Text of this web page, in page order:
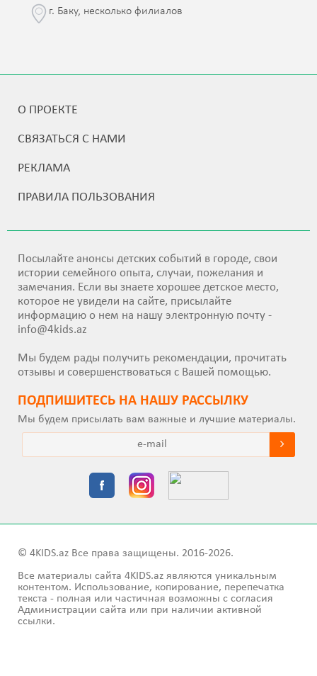
г. Баку, несколько филиалов
О ПРОЕКТЕ
СВЯЗАТЬСЯ С НАМИ
РЕКЛАМА
ПРАВИЛА ПОЛЬЗОВАНИЯ
Посылайте анонсы детских событий в городе, свои
истории семейного опыта, случаи, пожелания и
замечания. Если вы знаете хорошее детское место,
которое не увидели на сайте, присылайте
информацию о нем на нашу электронную почту -
info@4kids.az
Мы будем рады получить рекомендации, прочитать
отзывы и совершенствоваться с Вашей помощью.
ПОДПИШИТEСЬ НА НАШУ РАССЫЛКУ
Мы будем присылать вам важные и лучшие материалы.
© 4KIDS.az Все права защищены. 2016-2026.
Все материалы сайта 4KIDS.az являются уникальным
контентом. Использование, копирование, перепечатка
текста - полная или частичная возможны с согласия
Администрации сайта или при наличии активной
ссылки.